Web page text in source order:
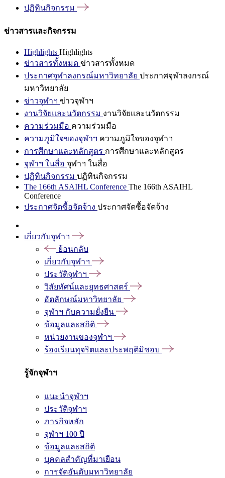
ปฏิทินกิจกรรม
ข่าวสารและกิจกรรม
Highlights Highlights
ข่าวสารทั้งหมด ข่าวสารทั้งหมด
ประกาศจุฬาลงกรณ์มหาวิทยาลัย ประกาศจุฬาลงกรณ์
มหาวิทยาลัย
ข่าวจุฬาฯ ข่าวจุฬาฯ
งานวิจัยและนวัตกรรม งานวิจัยและนวัตกรรม
ความร่วมมือ ความร่วมมือ
ความภูมิใจของจุฬาฯ ความภูมิใจของจุฬาฯ
การศึกษาและหลักสูตร การศึกษาและหลักสูตร
จุฬาฯ ในสื่อ จุฬาฯ ในสื่อ
ปฏิทินกิจกรรม ปฏิทินกิจกรรม
The 166th ASAIHL Conference The 166th ASAIHL
Conference
ประกาศจัดซื้อจัดจ้าง ประกาศจัดซื้อจัดจ้าง
เกี่ยวกับจุฬาฯ
ย้อนกลับ
เกี่ยวกับจุฬาฯ
ประวัติจุฬาฯ
วิสัยทัศน์และยุทธศาสตร์
อัตลักษณ์มหาวิทยาลัย
จุฬาฯ กับความยั่งยืน
ข้อมูลและสถิติ
หน่วยงานของจุฬาฯ
ร้องเรียนทุจริตและประพฤติมิชอบ
รู้จักจุฬาฯ
แนะนำจุฬาฯ
ประวัติจุฬาฯ
ภารกิจหลัก
จุฬาฯ 100 ปี
ข้อมูลและสถิติ
บุคคลสำคัญที่มาเยือน
การจัดอันดับมหาวิทยาลัย